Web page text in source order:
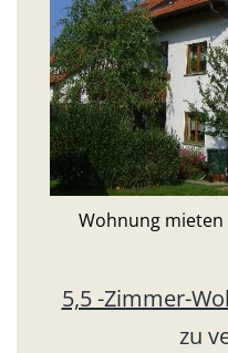
Wohnung
5,5 -Zimmer-
zu